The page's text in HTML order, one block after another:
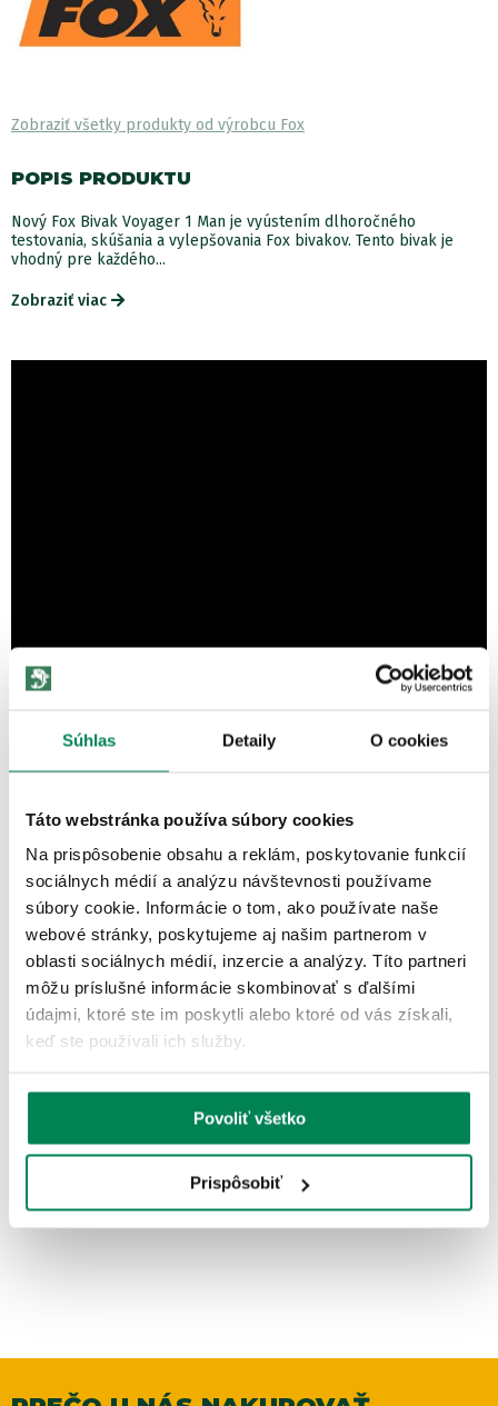
Súhlas Detaily O cookies
Táto webstránka používa súbory cookies
Na prispôsobenie obsahu a reklám, poskytovanie funkcií
sociálnych médií a analýzu návštevnosti používame
súbory cookie. Informácie o tom, ako používate naše
webové stránky, poskytujeme aj našim partnerom v
oblasti sociálnych médií, inzercie a analýzy. Títo partneri
môžu príslušné informácie skombinovať s ďalšími
údajmi, ktoré ste im poskytli alebo ktoré od vás získali,
keď ste používali ich služby.
Povoliť všetko
Prispôsobiť
Zobraziť všetky produkty od výrobcu Fox
POPIS PRODUKTU
Nový Fox Bivak Voyager 1 Man je vyústením dlhoročného
testovania, skúšania a vylepšovania Fox bivakov. Tento bivak je
vhodný pre každého...
Zobraziť viac
ZNAČKY
LETNÝ VÝPREDAJ Zľava -9.22€
4 varianty
/ u vás už 11.08.
pôvodneod 61.50 €